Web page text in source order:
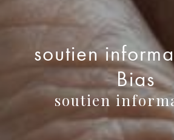
soutien
Bias
soutien